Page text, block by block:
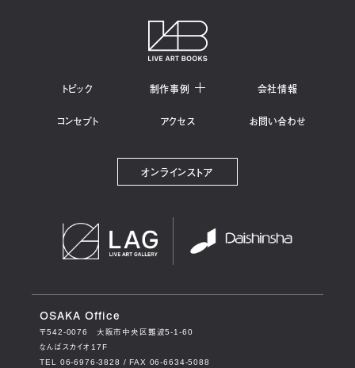
トピック 制作事例 会社情報
コンセプト アクセス お問い合わせ
オンラインストア
OSAKA Office
〒542-0076 大阪市中央区難波5-1-60
なんばスカイオ17F
TEL 06-6976-3828 / FAX 06-6634-5088